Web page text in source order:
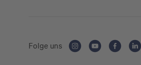
Folge uns